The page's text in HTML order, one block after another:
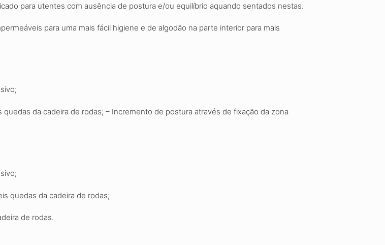
para utentes com ausência de postura e/ou equilíbrio aquando sentados nestas.
para uma mais fácil higiene e de algodão na parte interior para mais
;
da cadeira de rodas; – Incremento de postura através de fixação da zona
;
quedas da cadeira de rodas;
de rodas.